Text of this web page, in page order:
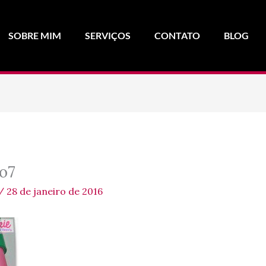
SOBRE MIM SERVIÇOS CONTATO BLOG
/ 28 de janeiro de 2016